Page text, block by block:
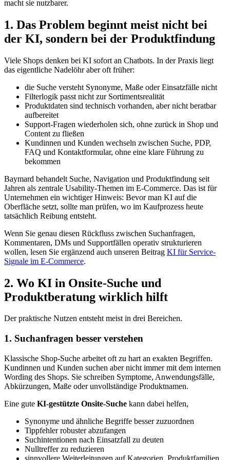
macht sie nutzbarer.
1. Das Problem beginnt meist nicht bei
der KI, sondern bei der Produktfindung
Viele Shops denken bei KI sofort an Chatbots. In der Praxis liegt
das eigentliche Nadelöhr aber oft früher:
die Suche versteht Synonyme, Maße oder Einsatzfälle nicht
Filterlogik passt nicht zur Sortimentsrealität
Produktdaten sind technisch vorhanden, aber nicht beratbar
aufbereitet
Support-Fragen wiederholen sich, ohne zurück in Shop und
Content zu fließen
Kundinnen und Kunden wechseln zwischen Suche, PDP,
FAQ und Kontaktformular, ohne eine klare Führung zu
bekommen
Baymard behandelt Suche, Navigation und Produktfindung seit
Jahren als zentrale Usability-Themen im E-Commerce. Das ist für
Unternehmen ein wichtiger Hinweis: Bevor man KI auf die
Oberfläche setzt, sollte man prüfen, wo im Kaufprozess heute
tatsächlich Reibung entsteht.
Wenn Sie genau diesen Rückfluss zwischen Suchanfragen,
Kommentaren, DMs und Supportfällen operativ strukturieren
wollen, lesen Sie ergänzend auch unseren Beitrag KI für Service-
Signale im E-Commerce.
2. Wo KI in Onsite-Suche und
Produktberatung wirklich hilft
Der praktische Nutzen entsteht meist in drei Bereichen.
1. Suchanfragen besser verstehen
Klassische Shop-Suche arbeitet oft zu hart an exakten Begriffen.
Kundinnen und Kunden suchen aber nicht immer mit dem internen
Wording des Shops. Sie schreiben Symptome, Anwendungsfälle,
Abkürzungen, Maße oder unvollständige Produktnamen.
Eine gute KI-gestützte Onsite-Suche kann dabei helfen,
Synonyme und ähnliche Begriffe besser zuzuordnen
Tippfehler robuster abzufangen
Suchintentionen nach Einsatzfall zu deuten
Nulltreffer zu reduzieren
sinnvollere Weiterleitungen auf Kategorien, Produktfamilien